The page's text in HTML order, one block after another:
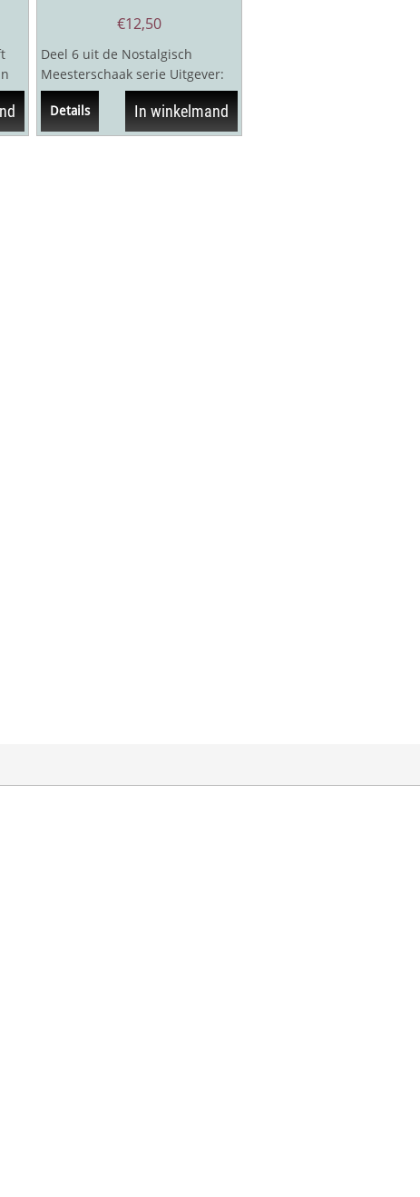
€12,50
Deel 6 uit de Nostalgisch
Meesterschaak serie Uitgever:
Swell publishers, 2012
Auteur: Siep...
Details In winkelmand